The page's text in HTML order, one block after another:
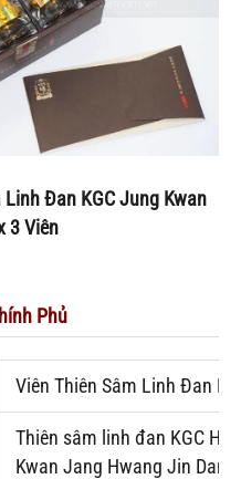
Linh Đan KGC Jung Kwan
3 Viên
Phủ
Viên Thiên Sâm Linh Đan
Thiên sâm linh đan KGC
Kwan Jang Hwang Jin Dan